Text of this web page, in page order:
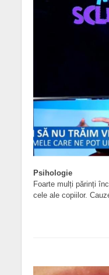
Psihologie
Foarte mulți părinți
cele ale copiilor.